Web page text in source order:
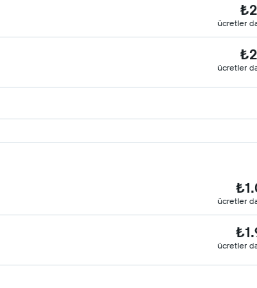
ücretler
ücretler
ücretler
ücretler